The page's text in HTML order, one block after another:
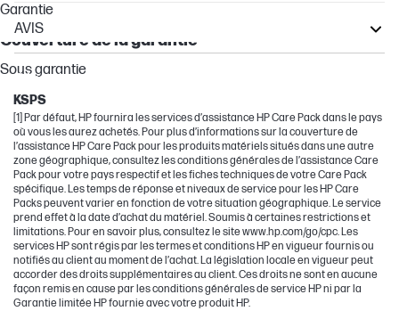
Garantie
Couverture de la garantie
Sous garantie
AVIS
OfficeJet Pro
OfficeJet
KSPS
[1] Par défaut, HP fournira les services d’assistance HP Care Pack dans le pays
où vous les aurez achetés. Pour plus d’informations sur la couverture de
l’assistance HP Care Pack pour les produits matériels situés dans une autre
zone géographique, consultez les conditions générales de l’assistance Care
Pack pour votre pays respectif et les fiches techniques de votre Care Pack
spécifique. Les temps de réponse et niveaux de service pour les HP Care
Packs peuvent varier en fonction de votre situation géographique. Le service
prend effet à la date d’achat du matériel. Soumis à certaines restrictions et
limitations. Pour en savoir plus, consultez le site www.hp.com/go/cpc. Les
services HP sont régis par les termes et conditions HP en vigueur fournis ou
notifiés au client au moment de l’achat. La législation locale en vigueur peut
accorder des droits supplémentaires au client. Ces droits ne sont en aucune
façon remis en cause par les conditions générales de service HP ni par la
Garantie limitée HP fournie avec votre produit HP.